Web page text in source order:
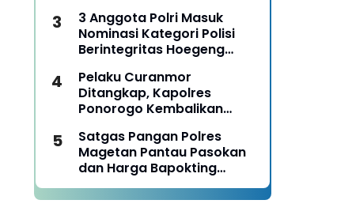
3 Anggota Polri Masuk
Nominasi Kategori Polisi
Berintegritas Hoegeng
Pelaku Curanmor
Ditangkap, Kapolres
Ponorogo Kembalikan
Satgas Pangan Polres
Magetan Pantau Pasokan
dan Harga Bapokting
Pascalebaran